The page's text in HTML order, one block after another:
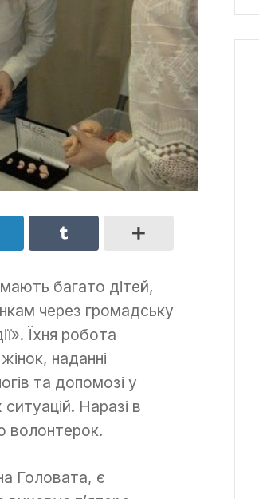
багато дітей,
через громадську
Їхня робота
наданні
та допомозі у
ситуацій. Наразі в
волонтерок.
Головата, є